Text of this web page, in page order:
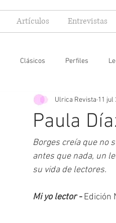
Artículos Entrevistas
Clásicos Perfiles
Editoriales Especial FIL
Paula
Ulrica Revista 11 jul
Borges creía que no
antes que nada, un
su vida de lectores.
Mi yo lector - Edición